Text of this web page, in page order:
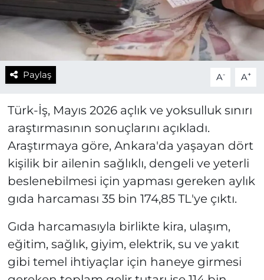
Paylaş A- A+
Türk-İş, Mayıs 2026 açlık ve yoksulluk sınırı
araştırmasının sonuçlarını açıkladı.
Araştırmaya göre, Ankara'da yaşayan dört
kişilik bir ailenin sağlıklı, dengeli ve yeterli
beslenebilmesi için yapması gereken aylık
gıda harcaması 35 bin 174,85 TL'ye çıktı.
Gıda harcamasıyla birlikte kira, ulaşım,
eğitim, sağlık, giyim, elektrik, su ve yakıt
gibi temel ihtiyaçlar için haneye girmesi